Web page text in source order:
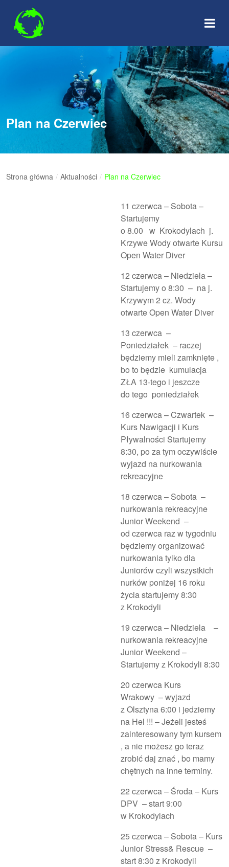
content
Plan na Czerwiec
Strona główna / Aktualności / Plan na Czerwiec
11 czerwca – Sobota –
Startujemy
o 8.00 w Krokodylach j.
Krzywe Wody otwarte Kursu
Open Water Diver
12 czerwca – Niedziela –
Startujemy o 8:30 – na j.
Krzywym 2 cz. Wody
otwarte Open Water Diver
13 czerwca –
Poniedziałek – raczej
będziemy mieli zamknięte ,
bo to będzie kumulacja
ZŁA 13-tego i jeszcze
do tego poniedziałek
16 czerwca – Czwartek –
Kurs Nawigacji i Kurs
Pływalności Startujemy
8:30, po za tym oczywiście
wyjazd na nurkowania
rekreacyjne
18 czerwca – Sobota –
nurkowania rekreacyjne
Junior Weekend –
od czerwca raz w tygodniu
będziemy organizować
nurkowania tylko dla
Juniorów czyli wszystkich
nurków poniżej 16 roku
życia startujemy 8:30
z Krokodyli
19 czerwca – Niedziela –
nurkowania rekreacyjne
Junior Weekend –
Startujemy z Krokodyli 8:30
20 czerwca Kurs
Wrakowy – wyjazd
z Olsztyna 6:00 i jedziemy
na Hel !!! – Jeżeli jesteś
zainteresowany tym kursem
, a nie możesz go teraz
zrobić daj znać , bo mamy
chętnych na inne terminy.
22 czerwca – Środa – Kurs
DPV – start 9:00
w Krokodylach
25 czerwca – Sobota – Kurs
Junior Stress& Rescue –
start 8:30 z Krokodyli